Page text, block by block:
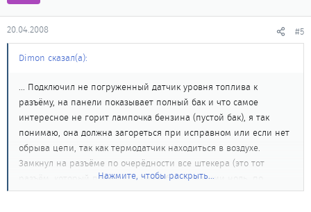
20.04.2008 #5
Dimon сказал(а):
... Подключил не погруженный датчик уровня топлива к
разъёму, на панели показывает полный бак и что самое
интересное не горит лампочка бензина (пустой бак), я так
понимаю, она должна загореться при исправном или если нет
обрыва цепи, так как термодатчик находиться в воздухе.
Замкнул на разъёме по очерёдности все штекера (это тот
разъём, который подходит к бензобаку) реакции ноль, по
прежнему показывает полный бак. Разъём подключен к
Нажмите, чтобы раскрыть...